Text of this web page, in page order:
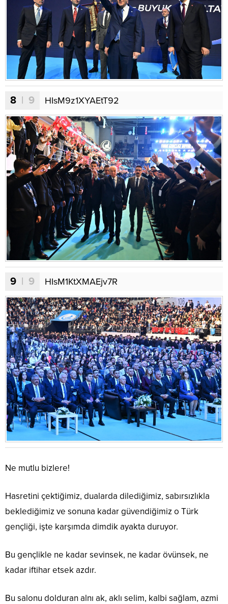
8 | 9 HIsM9z1XYAEtT92
9 | 9 HIsM1KtXMAEjv7R
Ne mutlu bizlere!
Hasretini çektiğimiz, dualarda dilediğimiz, sabırsızlıkla
beklediğimiz ve sonuna kadar güvendiğimiz o Türk
gençliği, işte karşımda dimdik ayakta duruyor.
Bu gençlikle ne kadar sevinsek, ne kadar övünsek, ne
kadar iftihar etsek azdır.
Bu salonu dolduran alnı ak, aklı selim, kalbi sağlam, azmi